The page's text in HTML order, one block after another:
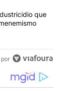
deque